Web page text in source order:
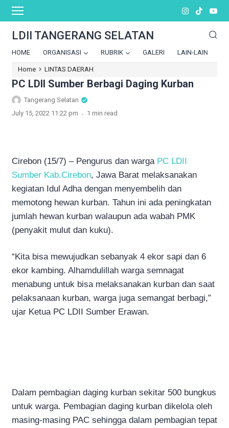
LDII TANGERANG SELATAN
HOME ORGANISASI RUBRIK GALERI LAIN-LAIN
Home › LINTAS DAERAH
PC LDII Sumber Berbagi Daging Kurban
Tangerang Selatan
July 15, 2022 11:22 pm . 1 min read
Cirebon (15/7) – Pengurus dan warga PC LDII
Sumber Kab.Cirebon, Jawa Barat melaksanakan
kegiatan Idul Adha dengan menyembelih dan
memotong hewan kurban. Tahun ini ada peningkatan
jumlah hewan kurban walaupun ada wabah PMK
(penyakit mulut dan kuku).
“Kita bisa mewujudkan sebanyak 4 ekor sapi dan 6
ekor kambing. Alhamdulillah warga semnagat
menabung untuk bisa melaksanakan kurban dan saat
pelaksanaan kurban, warga juga semangat berbagi,”
ujar Ketua PC LDII Sumber Erawan.
Dalam pembagian daging kurban sekitar 500 bungkus
untuk warga. Pembagian daging kurban dikelola oleh
masing-masing PAC sehingga dalam pembagian tepat